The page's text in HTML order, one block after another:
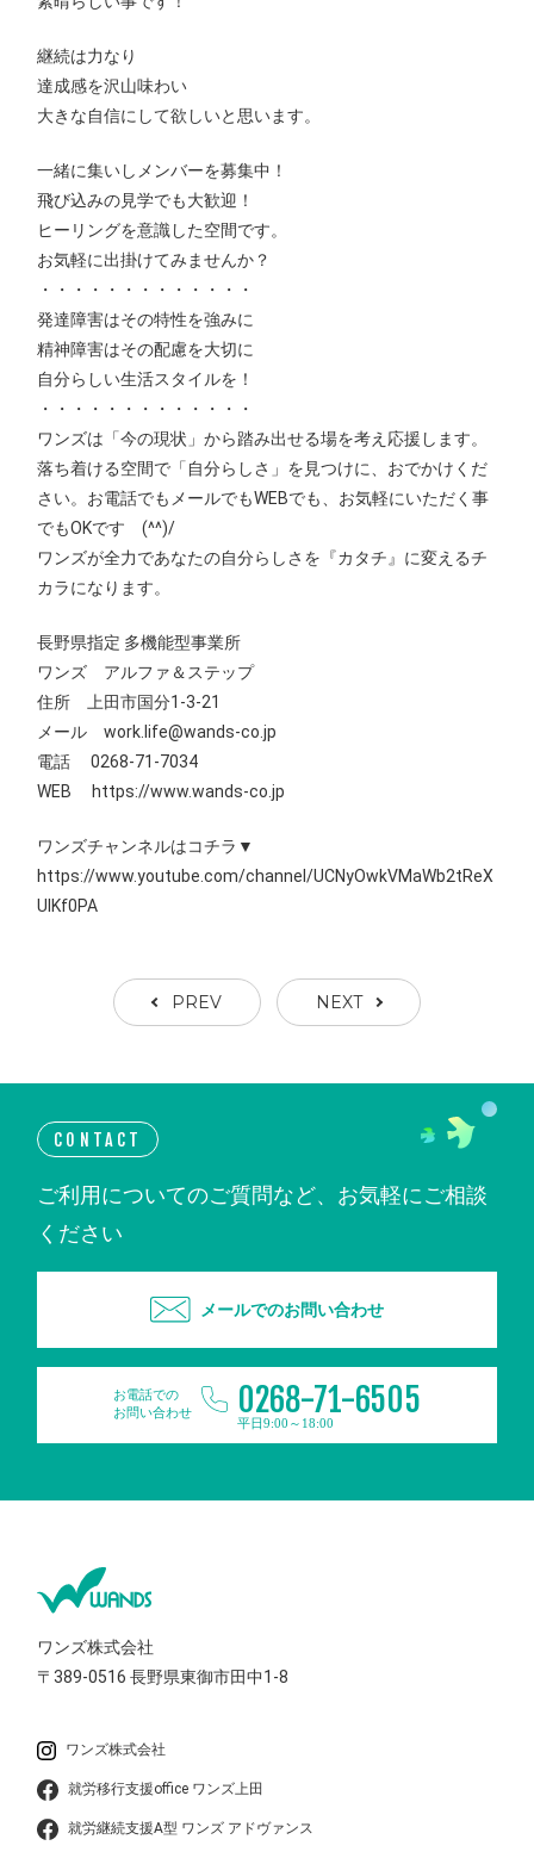
継続は力なり
達成感を沢山味わい
大きな自信にして欲しいと思います。
一緒に集いしメンバーを募集中！
飛び込みの見学でも大歓迎！
ヒーリングを意識した空間です。
お気軽に出掛けてみませんか？
・・・・・・・・・・・・・
発達障害はその特性を強みに
精神障害はその配慮を大切に
自分らしい生活スタイルを！
・・・・・・・・・・・・・
ワンズは「今の現状」から踏み出せる場を考え応援します。
落ち着ける空間で「自分らしさ」を見つけに、おでかけくだ
さい。お電話でもメールでもWEBでも、お気軽にいただく事
でもOKです (^^)/
ワンズが全力であなたの自分らしさを『カタチ』に変えるチ
カラになります。
長野県指定 多機能型事業所
ワンズ アルファ＆ステップ
住所 上田市国分1‐3‐21
メール work.life@wands-co.jp
電話 0268-71-7034
WEB https://www.wands-co.jp
ワンズチャンネルはコチラ▼
https://www.youtube.com/channel/UCNyOwkVMaWb2tReX
UIKf0PA
PREV NEXT
CONTACT
ご利用についてのご質問など、お気軽にご相談
ください
メールでのお問い合わせ
お電話での
お問い合わせ
0268-71-6505
平日9:00～18:00
ワンズ株式会社
〒389-0516長野県東御市田中1-8
ワンズ株式会社
就労移行支援office ワンズ上田
就労継続支援A型 ワンズ アドヴァンス